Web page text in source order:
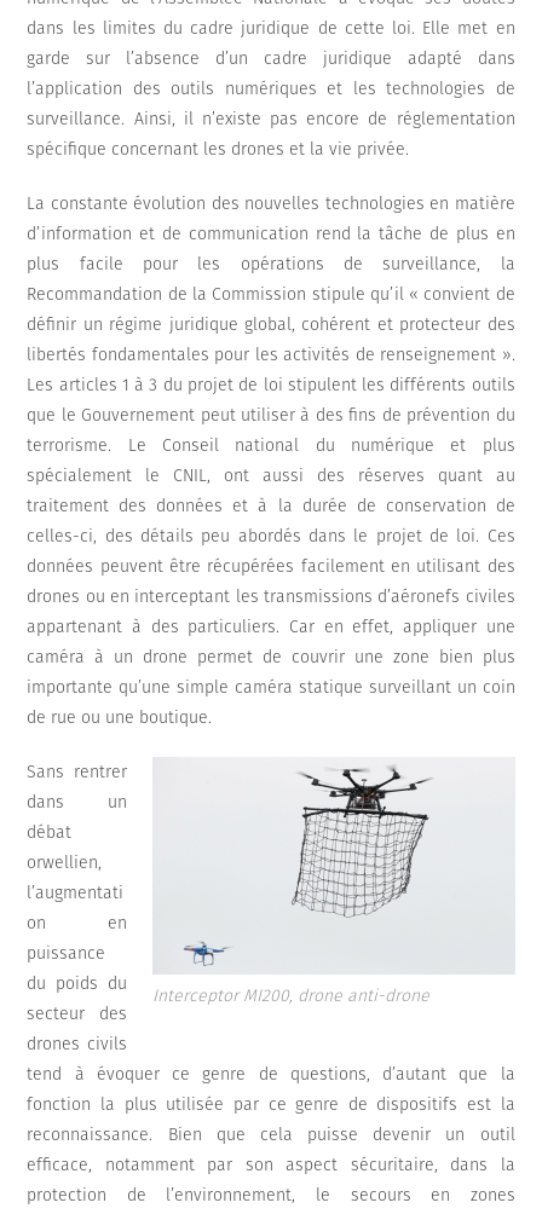
dans les limites du cadre juridique de cette loi. Elle met en
garde sur l’absence d’un cadre juridique adapté dans
l’application des outils numériques et les technologies de
surveillance. Ainsi, il n’existe pas encore de réglementation
spécifique concernant les drones et la vie privée.
La constante évolution des nouvelles technologies en matière
d’information et de communication rend la tâche de plus en
plus facile pour les opérations de surveillance, la
Recommandation de la Commission stipule qu’il « convient de
définir un régime juridique global, cohérent et protecteur des
libertés fondamentales pour les activités de renseignement ».
Les articles 1 à 3 du projet de loi stipulent les différents outils
que le Gouvernement peut utiliser à des fins de prévention du
terrorisme. Le Conseil national du numérique et plus
spécialement le CNIL, ont aussi des réserves quant au
traitement des données et à la durée de conservation de
celles-ci, des détails peu abordés dans le projet de loi. Ces
données peuvent être récupérées facilement en utilisant des
drones ou en interceptant les transmissions d’aéronefs civiles
appartenant à des particuliers. Car en effet, appliquer une
caméra à un drone permet de couvrir une zone bien plus
importante qu’une simple caméra statique surveillant un coin
de rue ou une boutique.
Interceptor MI200, drone anti-drone
Sans rentrer
dans un
débat
orwellien,
l’augmentati
on en
puissance
du poids du
secteur des
drones civils
tend à évoquer ce genre de questions, d’autant que la
fonction la plus utilisée par ce genre de dispositifs est la
reconnaissance. Bien que cela puisse devenir un outil
efficace, notamment par son aspect sécuritaire, dans la
protection de l’environnement, le secours en zones